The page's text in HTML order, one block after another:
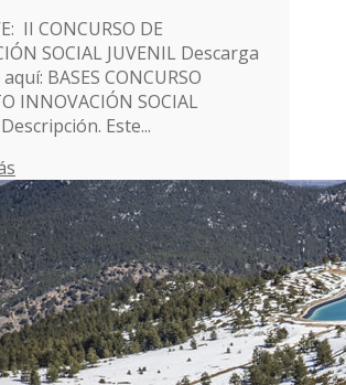
II CONCURSO DE
SOCIAL JUVENIL Descarga
BASES CONCURSO
INNOVACIÓN SOCIAL
Este...